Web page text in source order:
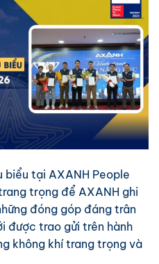
biểu tại AXANH People
trọng để AXANH ghi
đóng góp đáng trân
được trao gửi trên hành
không khí trang trọng và